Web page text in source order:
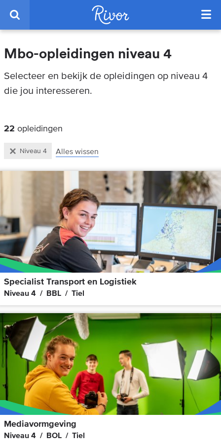
Mbo-opleidingen niveau 4
Selecteer en bekijk de opleidingen op niveau 4
die jou interesseren.
22 opleidingen
Alles wissen
Niveau 4
Specialist Transport en Logistiek
Niveau 4 BBL Tiel
Mediavormgeving
Niveau 4 BOL Tiel